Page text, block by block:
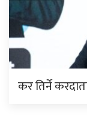
कर तिर्ने